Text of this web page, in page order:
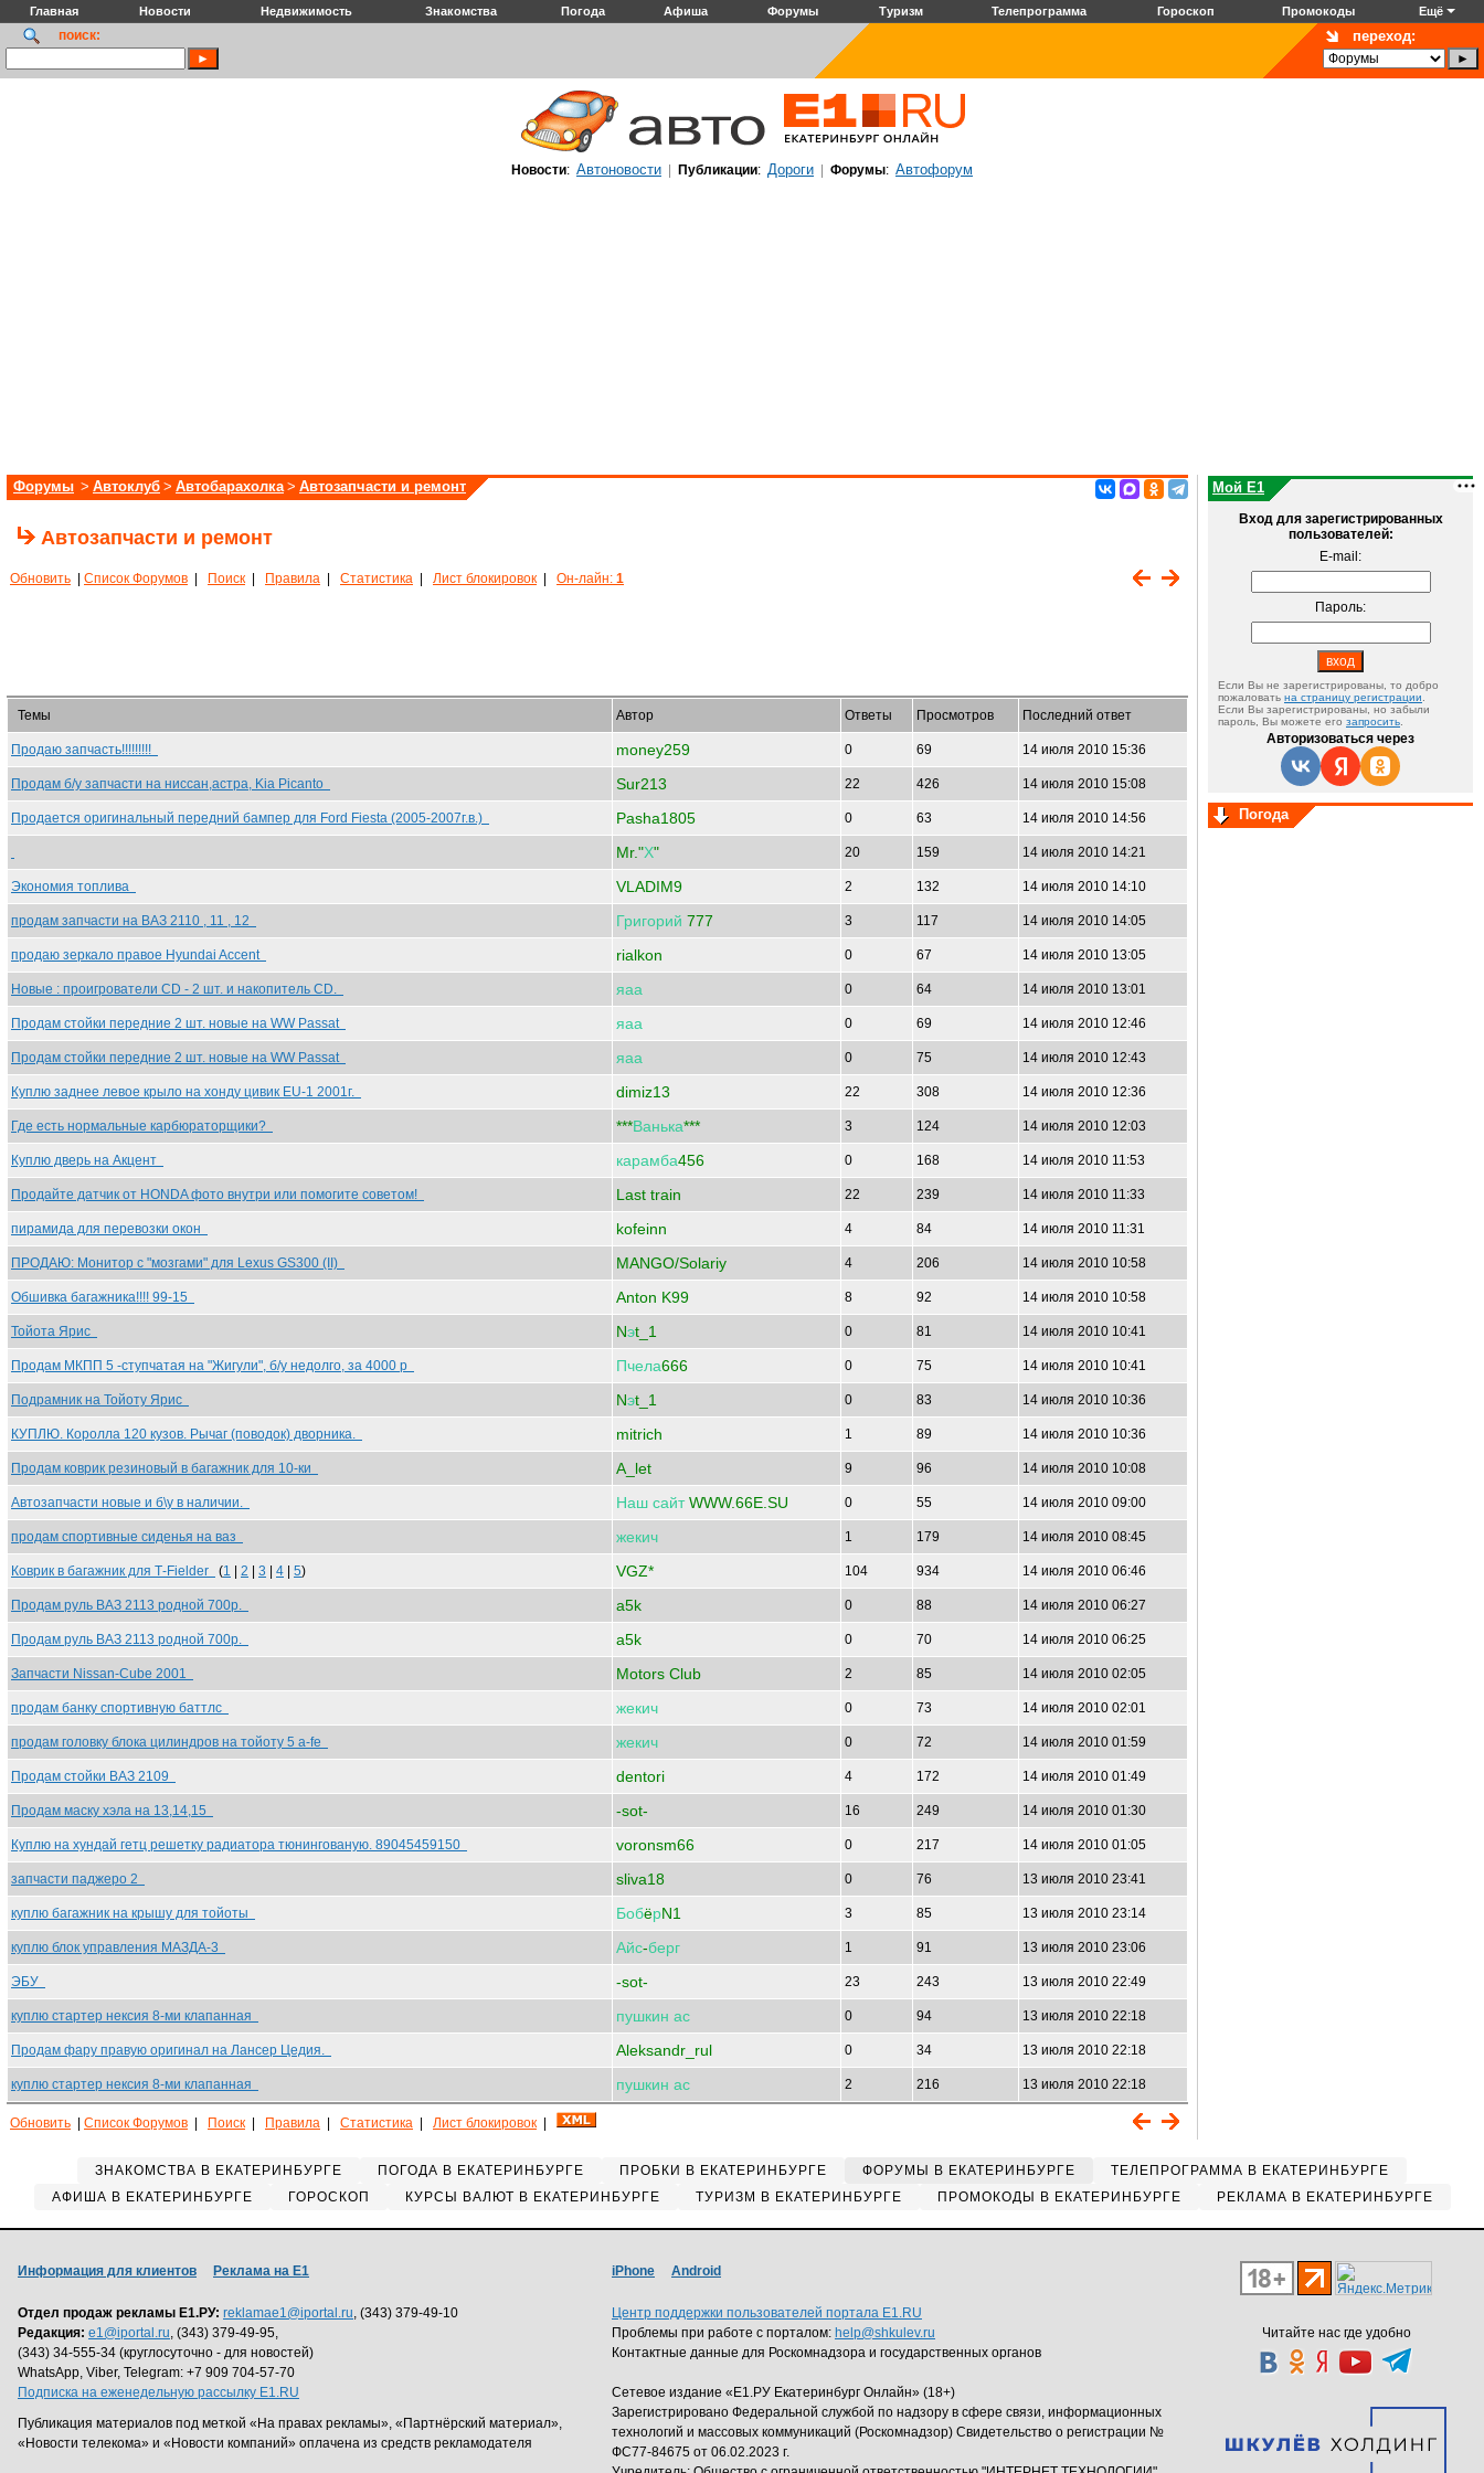
Главная Новости Недвижимость Знакомства Погода Афиша Форумы Туризм Телепрограмма Гороскоп Промокоды Ещё
поиск: переход:
Новости: Автоновости Публикации: Дороги Форумы: Автофорум
Форумы > Автоклуб > Автобарахолка > Автозапчасти и ремонт
Автозапчасти и ремонт
Обновить Список Форумов Поиск Правила Статистика Лист блокировок Он-лайн: 1
Темы Автор Ответы Просмотров Последний ответ
Продаю запчасть!!!!!!!!! money259 0 69 14 июля 2010 15:36
Продам б/у запчасти на ниссан,астра, Kia Picanto Sur213 22 426 14 июля 2010 15:08
Продается оригинальный передний бампер для Ford Fiesta (2005-2007г.в.) Pasha1805 0 63 14 июля 2010 14:56
Mr."Х" 20 159 14 июля 2010 14:21
Экономия топлива VLADIM9 2 132 14 июля 2010 14:10
продам запчасти на ВАЗ 2110 , 11 , 12 Григорий 777 3 117 14 июля 2010 14:05
продаю зеркало правое Hyundai Accent rialkon 0 67 14 июля 2010 13:05
Новые : проигрователи CD - 2 шт. и накопитель CD. яаа 0 64 14 июля 2010 13:01
Продам стойки передние 2 шт. новые на WW Рassat яаа 0 69 14 июля 2010 12:46
Продам стойки передние 2 шт. новые на WW Рassat яаа 0 75 14 июля 2010 12:43
Куплю заднее левое крыло на хонду цивик EU-1 2001г. dimiz13 22 308 14 июля 2010 12:36
Где есть нормальные карбюраторщики? ***Ванька*** 3 124 14 июля 2010 12:03
Куплю дверь на Акцент карамба456 0 168 14 июля 2010 11:53
Продайте датчик от HONDA фото внутри или помогите советом! Last train 22 239 14 июля 2010 11:33
пирамида для перевозки окон kofeinn 4 84 14 июля 2010 11:31
ПРОДАЮ: Монитор с "мозгами" для Lexus GS300 (II) MANGO/Solariy 4 206 14 июля 2010 10:58
Обшивка багажника!!!! 99-15 Anton K99 8 92 14 июля 2010 10:58
Тойота Ярис Nэt_1 0 81 14 июля 2010 10:41
Продам МКПП 5 -ступчатая на "Жигули", б/у недолго, за 4000 р Пчела666 0 75 14 июля 2010 10:41
Подрамник на Тойоту Ярис Nэt_1 0 83 14 июля 2010 10:36
КУПЛЮ. Королла 120 кузов. Рычаг (поводок) дворника. mitrich 1 89 14 июля 2010 10:36
Продам коврик резиновый в багажник для 10-ки A_let 9 96 14 июля 2010 10:08
Автозапчасти новые и б\у в наличии. Наш сайтWWW.66E.SU 0 55 14 июля 2010 09:00
продам спортивные сиденья на ваз жекич 1 179 14 июля 2010 08:45
Коврик в багажник для Т-Fielder (1 2 3 4 5) VGZ* 104 934 14 июля 2010 06:46
Продам руль ВАЗ 2113 родной 700р. a5k 0 88 14 июля 2010 06:27
Продам руль ВАЗ 2113 родной 700р. a5k 0 70 14 июля 2010 06:25
Запчасти Nissan-Cube 2001 Motors Club 2 85 14 июля 2010 02:05
продам банку спортивную баттлс жекич 0 73 14 июля 2010 02:01
продам головку блока цилиндров на тойоту 5 a-fe жекич 0 72 14 июля 2010 01:59
Продам стойки ВАЗ 2109 dentori 4 172 14 июля 2010 01:49
Продам маску хэла на 13,14,15 -sot- 16 249 14 июля 2010 01:30
Куплю на хундай гетц решетку радиатора тюнингованую. 89045459150 voronsm66 0 217 14 июля 2010 01:05
запчасти паджеро 2 sliva18 0 76 13 июля 2010 23:41
куплю багажник на крышу для тойоты БобёрN1 3 85 13 июля 2010 23:14
куплю блок управления МАЗДА-3 Айс-берг 1 91 13 июля 2010 23:06
ЭБУ -sot- 23 243 13 июля 2010 22:49
куплю стартер нексия 8-ми клапанная пушкин ас 0 94 13 июля 2010 22:18
Продам фару правую оригинал на Лансер Цедия. Aleksandr_rul 0 34 13 июля 2010 22:18
куплю стартер нексия 8-ми клапанная пушкин ас 2 216 13 июля 2010 22:18
Обновить Список Форумов Поиск Правила Статистика Лист блокировок
Мой E1
Вход для зарегистрированных
пользователей:
E-mail:
Пароль:
Если Вы не зарегистрированы, то добро
пожаловать на страницу регистрации
Если Вы зарегистрированы, но забыли
пароль, Вы можете его запросить
Авторизоваться через
Погода
ЗНАКОМСТВА В ЕКАТЕРИНБУРГЕ ПОГОДА В ЕКАТЕРИНБУРГЕ ПРОБКИ В ЕКАТЕРИНБУРГЕ ФОРУМЫ В ЕКАТЕРИНБУРГЕ
ТЕЛЕПРОГРАММА В ЕКАТЕРИНБУРГЕ
АФИША В ЕКАТЕРИНБУРГЕ
ГОРОСКОП КУРСЫ ВАЛЮТ В ЕКАТЕРИНБУРГЕ ТУРИЗМ В ЕКАТЕРИНБУРГЕ ПРОМОКОДЫ В ЕКАТЕРИНБУРГЕ РЕКЛАМА В ЕКАТЕРИНБУРГЕ
Читайте нас где удобно
Информация для клиентов Реклама на Е1
Отдел продаж рекламы Е1.РУ: reklamae1@iportal.ru, (343) 379-49-10
Редакция: e1@iportal.ru, (343) 379-49-95,
(343) 34-555-34 (круглосуточно - для новостей)
WhatsApp, Viber, Telegram: +7 909 704-57-70
Подписка на еженедельную рассылку E1.RU
Публикация материалов под меткой «На правах рекламы», «Партнёрский материал»,
«Новости телекома» и «Новости компаний» оплачена из средств рекламодателя
iPhone Android
Центр поддержки пользователей портала E1.RU
Проблемы при работе с порталом: help@shkulev.ru
Контактные данные для Роскомнадзора и государственных органов
Сетевое издание «Е1.РУ Екатеринбург Онлайн» (18+)
Зарегистрировано Федеральной службой по надзору в сфере связи, информационных
технологий и массовых коммуникаций (Роскомнадзор) Свидетельство о регистрации №
ФС77-84675 от 06.02.2023 г.